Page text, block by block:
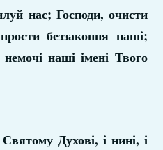
нас; Господи, очисти
беззаконня наші;
наші імені Твого
Духові, і нині, і